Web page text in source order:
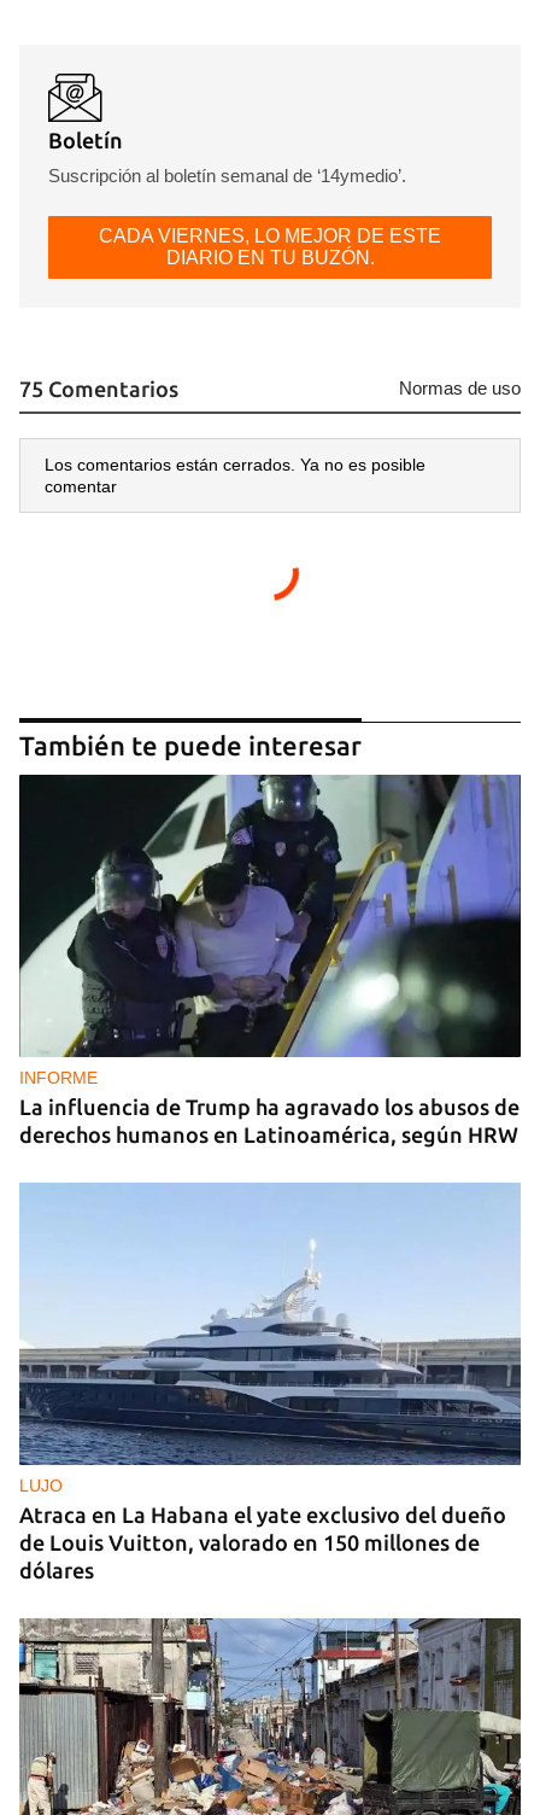
Boletín
Suscripción al boletín semanal de ‘14ymedio’.
CADA VIERNES, LO MEJOR DE ESTE
DIARIO EN TU BUZÓN.
75 Comentarios Normas de uso
Los comentarios están cerrados. Ya no es posible
comentar
También te puede interesar
INFORME
La influencia de Trump ha agravado los abusos de
derechos humanos en Latinoamérica, según HRW
LUJO
Atraca en La Habana el yate exclusivo del dueño
de Louis Vuitton, valorado en 150 millones de
dólares